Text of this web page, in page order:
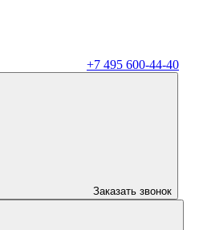
+7 495 600-44-40
Заказать звонок